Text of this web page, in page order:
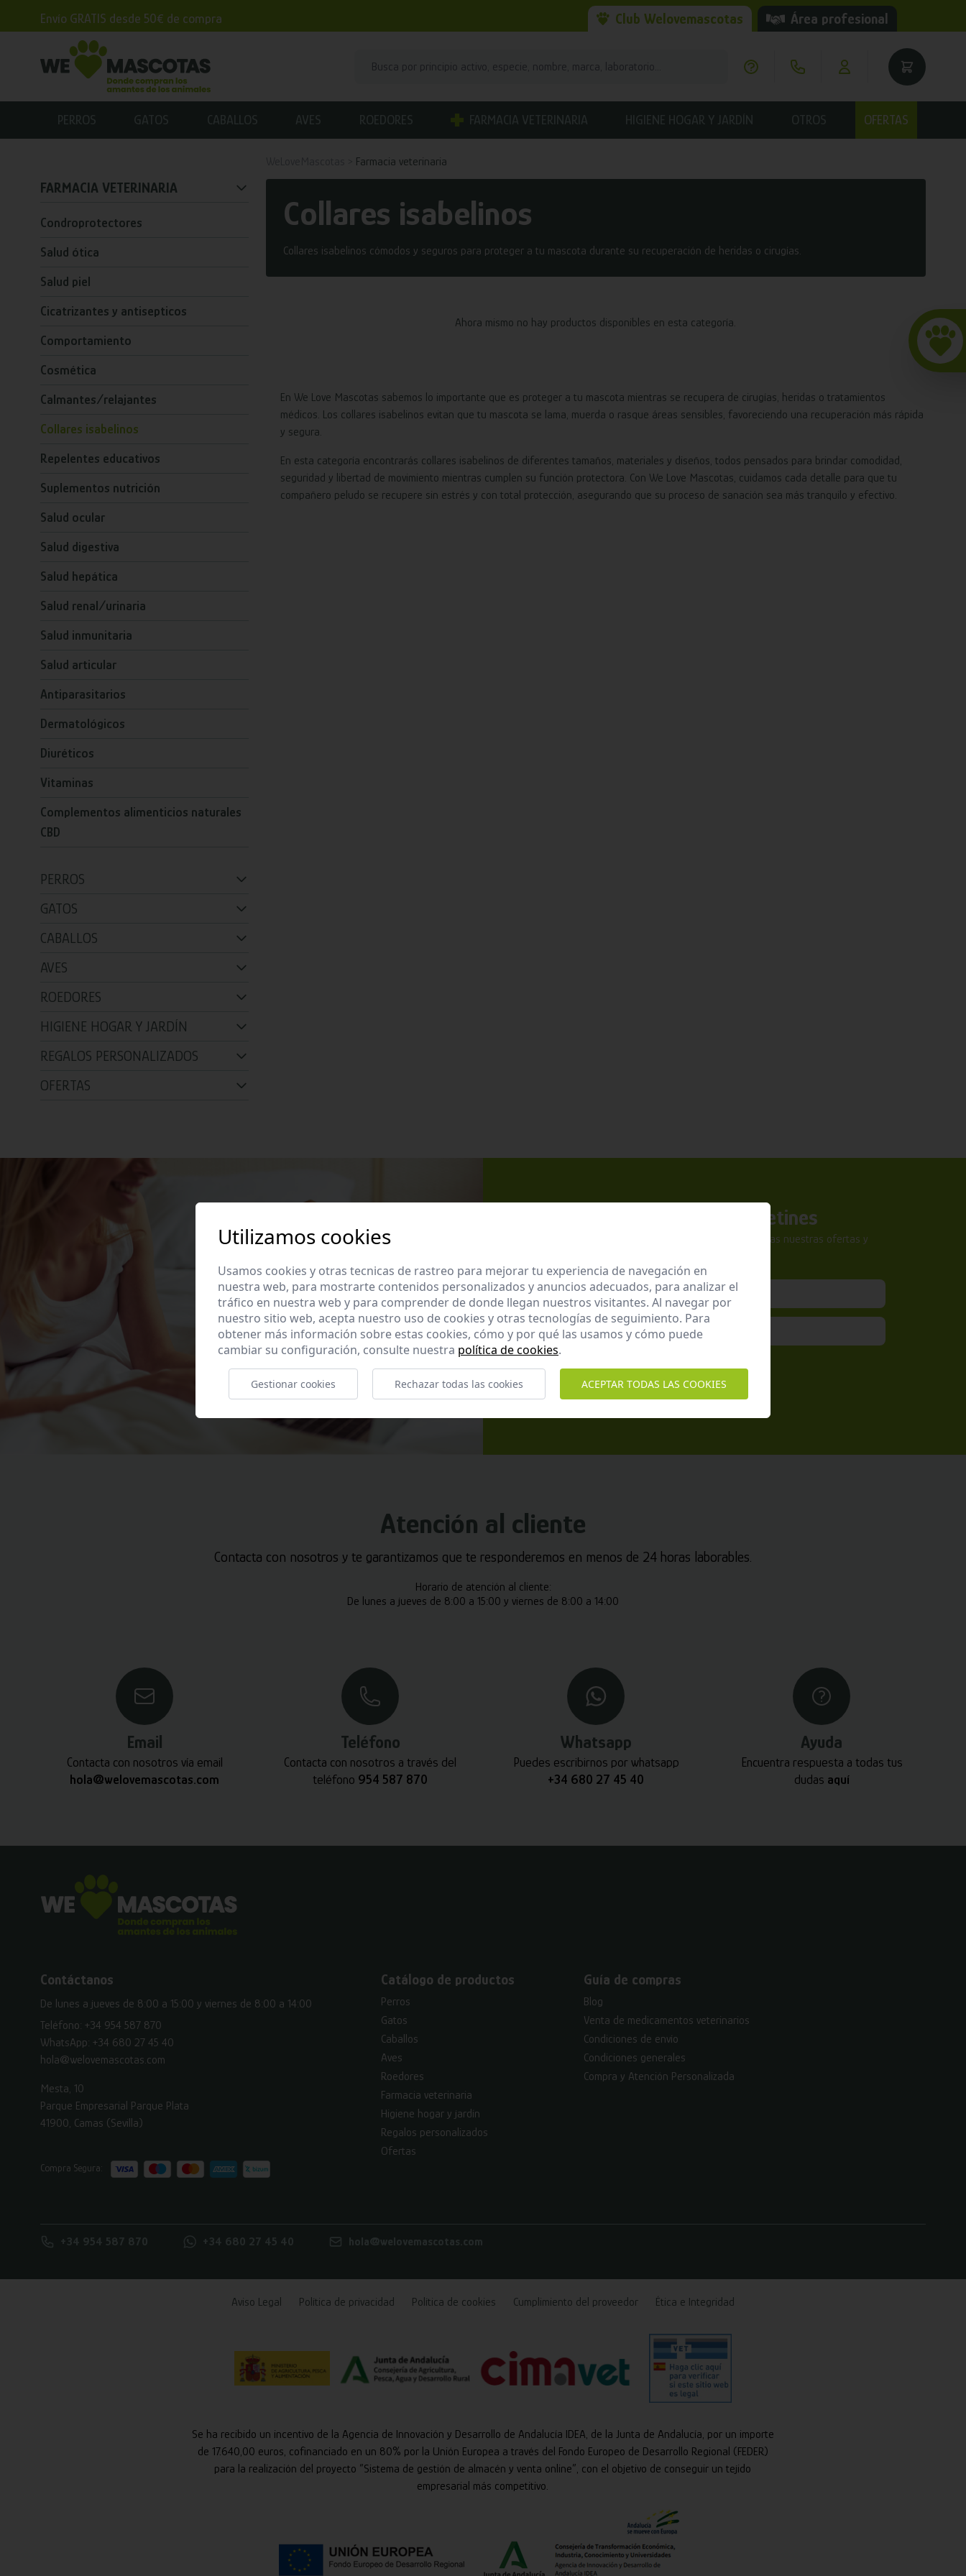
Envío GRATIS desde 50€ de compra Club Welovemascotas Área profesional
PERROS GATOS CABALLOS AVES ROEDORES FARMACIA VETERINARIA HIGIENE HOGAR Y JARDÍN OTROS OFERTAS
PERROS
GATOS
CABALLOS
AVES
ROEDORES
FARMACIA VETERINARIA
Condroprotectores
Salud ótica
Salud piel
Cicatrizantes y antisepticos
Comportamiento
Cosmética
Calmantes/relajantes
Collares isabelinos
Repelentes educativos
Suplementos nutrición
Salud ocular
Salud digestiva
Salud hepática
Salud renal/urinaria
Salud inmunitaria
Salud articular
Antiparasitarios
Dermatológicos
Diuréticos
Vitaminas
Complementos alimenticios naturales
CBD
HIGIENE HOGAR Y JARDÍN
REGALOS PERSONALIZADOS
OFERTAS
Farmacia veterinaria
Collares isabelinos
Collares isabelinos cómodos y seguros para proteger a tu mascota durante su recuperación de heridas o cirugías.
Ahora mismo no hay productos disponibles en esta categoría.
En We Love Mascotas sabemos lo importante que es proteger a tu mascota mientras se recupera de cirugías, heridas o tratamientos
médicos. Los collares isabelinos evitan que tu mascota se lama, muerda o rasque áreas sensibles, favoreciendo una recuperación más rápida
y segura.
En esta categoría encontrarás collares isabelinos de diferentes tamaños, materiales y diseños, todos pensados para brindar comodidad,
seguridad y libertad de movimiento mientras cumplen su función protectora. Con We Love Mascotas, cuidamos cada detalle para que tu
compañero peludo se recupere sin estrés y con total protección, asegurando que su proceso de sanación sea más tranquilo y efectivo.
Apúntate a nuestros boletines
Suscríbete a nuestra newsletter y no te pierdas nuestras ofertas y
Atención al cliente
Contacta con nosotros y te garantizamos que te responderemos en menos de 24 horas laborables.
Horario de atención al cliente:
De lunes a jueves de 8:00 a 15:00 y viernes de 8:00 a 14:00
Email
Contacta con nosotros vía email
hola@welovemascotas.com
Teléfono
Contacta con nosotros a través del
teléfono 954 587 870
Whatsapp
Puedes escribirnos por whatsapp
+34 680 27 45 40
Ayuda
Encuentra respuesta a todas tus
dudas aquí
Contáctanos
De lunes a jueves de 8:00 a 15:00 y viernes de 8:00 a 14:00
Teléfono: +34 954 587 870
WhatsApp: +34 680 27 45 40
hola@welovemascotas.com
Mesta, 10
Parque Empresarial Parque Plata
41900, Camas (Sevilla)
Compra Segura:
Catálogo de productos
Perros
Gatos
Caballos
Aves
Roedores
Farmacia veterinaria
Higiene hogar y jardín
Regalos personalizados
Ofertas
Guía de compras
Blog
Venta de medicamentos veterinarios
Condiciones de envío
Condiciones generales
Compra y Atención Personalizada
+34 954 587 870 +34 680 27 45 40 hola@welovemascotas.com
Aviso Legal Política de privacidad Política de cookies Cumplimiento del proveedor Ética e Integridad
Se ha recibido un incentivo de la Agencia de Innovación y Desarrollo de Andalucía IDEA, de la Junta de Andalucía, por un importe
de 17.640,00 euros, cofinanciado en un 80% por la Unión Europea a través del Fondo Europeo de Desarrollo Regional (FEDER)
para la realización del proyecto “Sistema de gestión de almacén y venta online”, con el objetivo de conseguir un tejido
empresarial más competitivo.
Utilizamos cookies
Usamos cookies y otras tecnicas de rastreo para mejorar tu experiencia de navegación en
nuestra web, para mostrarte contenidos personalizados y anuncios adecuados, para analizar el
tráfico en nuestra web y para comprender de donde llegan nuestros visitantes. Al navegar por
nuestro sitio web, acepta nuestro uso de cookies y otras tecnologías de seguimiento. Para
obtener más información sobre estas cookies, cómo y por qué las usamos y cómo puede
cambiar su configuración, consulte nuestra política de cookies.
Gestionar cookies Rechazar todas las cookies ACEPTAR TODAS LAS COOKIES